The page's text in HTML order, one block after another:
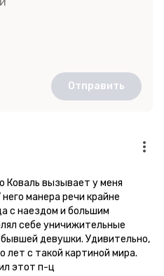
Отправить
Коваль вызывает у меня
манера речи крайне
с наездом и большим
себе уничижительные
девушки. Удивительно,
лет с такой картиной мира.
этот п-ц